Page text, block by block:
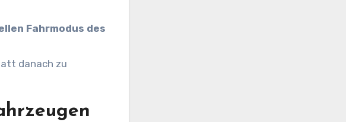
Fahrmodus des
danach zu